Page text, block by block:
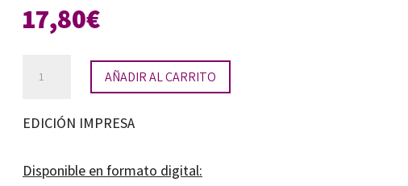
17,80€
la
investigación
AÑADIR AL CARRITO
EDICIÓN IMPRESA
Disponible en formato digital: